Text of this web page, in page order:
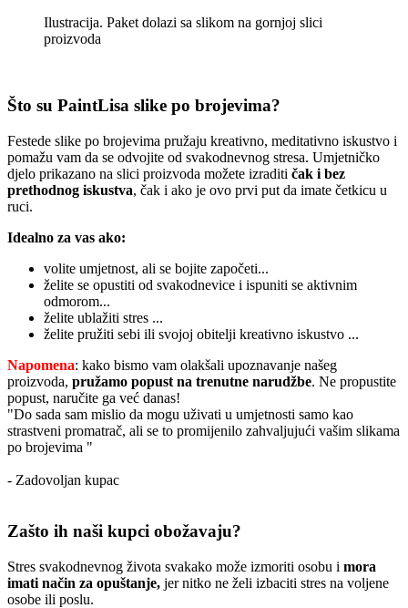
Ilustracija. Paket dolazi sa slikom na gornjoj slici
proizvoda
Što su PaintLisa slike po brojevima?
Festede slike po brojevima pružaju kreativno, meditativno iskustvo i
pomažu vam da se odvojite od svakodnevnog stresa. Umjetničko
djelo prikazano na slici proizvoda možete izraditi čak i bez
prethodnog iskustva, čak i ako je ovo prvi put da imate četkicu u
ruci.
Idealno za vas ako:
volite umjetnost, ali se bojite započeti...
želite se opustiti od svakodnevice i ispuniti se aktivnim
odmorom...
želite ublažiti stres ...
želite pružiti sebi ili svojoj obitelji kreativno iskustvo ...
Napomena: kako bismo vam olakšali upoznavanje našeg
proizvoda, pružamo popust na trenutne narudžbe. Ne propustite
popust, naručite ga već danas!
"Do sada sam mislio da mogu uživati u umjetnosti samo kao
strastveni promatrač, ali se to promijenilo zahvaljujući vašim slikama
po brojevima "
- Zadovoljan kupac
Zašto ih naši kupci obožavaju?
Stres svakodnevnog života svakako može izmoriti osobu i mora
imati način za opuštanje, jer nitko ne želi izbaciti stres na voljene
osobe ili poslu.